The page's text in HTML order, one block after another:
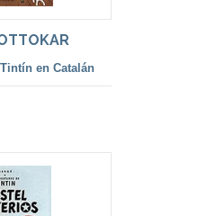
en Catalán